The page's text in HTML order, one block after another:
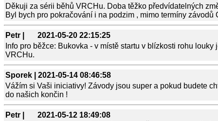
Děkuji za sérii běhů VRCHu. Doba těžko předvídatelných
Byl bych pro pokračování i na podzim , mimo termíny závodů
Petr |
2021-05-20 22:15:25
Info pro běžce: Bukovka - v místě startu v blízkosti rohu
VRCHu.
Sporek |
2021-05-14 08:46:58
Vážím si Vaši iniciativy! Závody jsou super a pokud budete
do našich končin !
Petr |
2021-05-12 18:49:08